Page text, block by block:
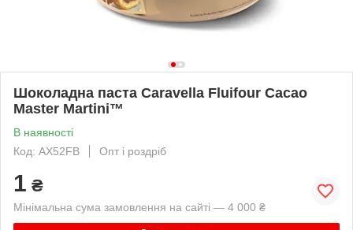
Шоколадна паста Caravella Fluifour Cacao
Master Martini™
В наявності
Код: AX52FB
Опт і роздріб
1 ₴
Мінімальна сума замовлення на сайті — 4 000 ₴